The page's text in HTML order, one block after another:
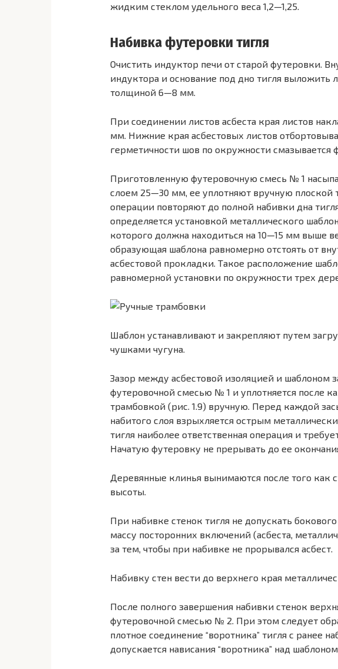
жидким стеклом удельного веса 1,2—1,25.
Набивка футеровки тигля
Очистить индуктор печи от старой футеровки.
индуктора и основание под дно тигля выложить
толщиной 6—8 мм.
При соединении листов асбеста края листов
мм. Нижние края асбестовых листов
герметичности шов по окружности
Приготовленную футеровочную смесь № 1
слоем 25—30 мм, ее уплотняют вручную плоской
операции повторяют до полной набивки дна
определяется установкой металлического
которого должна находиться на 10—15 мм выше
образующая шаблона равномерно отстоять от
асбестовой прокладки. Такое расположение
равномерной установки по окружности трех
Шаблон устанавливают и закрепляют путем
чушками чугуна.
Зазор между асбестовой изоляцией и шаблоном
футеровочной смесью № 1 и уплотняется после
трамбовкой (рис. 1.9) вручную. Перед каждой
набитого слоя взрыхляется острым
тигля наиболее ответственная операция и
Начатую футеровку не прерывать до ее
Деревянные клинья вынимаются после того как
высоты.
При набивке стенок тигля не допускать
массу посторонних включений (асбеста,
за тем, чтобы при набивке не прорывался асбест.
Набивку стен вести до верхнего края
После полного завершения набивки стенок
футеровочной смесью № 2. При этом следует
плотное соединение “воротника” тигля с ранее
допускается нависания “воротника” над